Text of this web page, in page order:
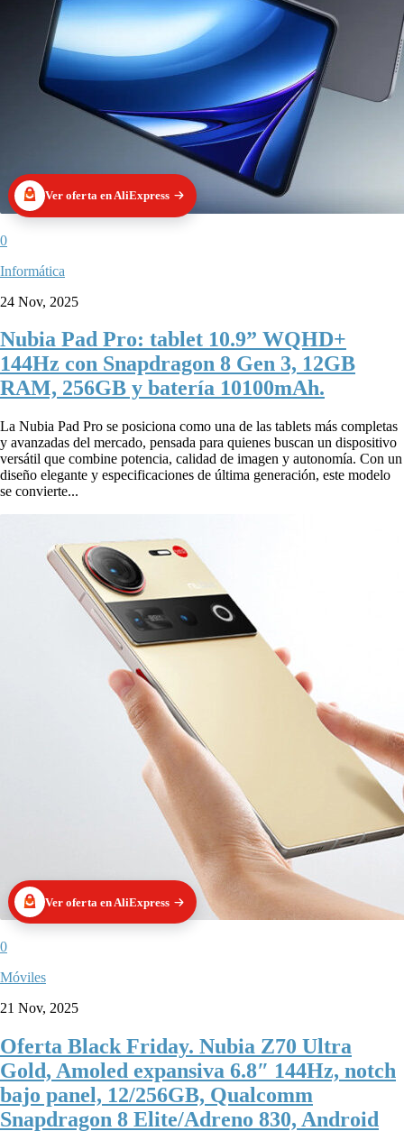
Ver oferta en AliExpress
0
Informática
24 Nov, 2025
Nubia Pad Pro: tablet 10.9” WQHD+
144Hz con Snapdragon 8 Gen 3, 12GB
RAM, 256GB y batería 10100mAh.
La Nubia Pad Pro se posiciona como una de las tablets más completas
y avanzadas del mercado, pensada para quienes buscan un dispositivo
versátil que combine potencia, calidad de imagen y autonomía. Con un
diseño elegante y especificaciones de última generación, este modelo
se convierte...
Ver oferta en AliExpress
0
Móviles
21 Nov, 2025
Oferta Black Friday. Nubia Z70 Ultra
Gold, Amoled expansiva 6.8″ 144Hz, notch
bajo panel, 12/256GB, Qualcomm
Snapdragon 8 Elite/Adreno 830, Android